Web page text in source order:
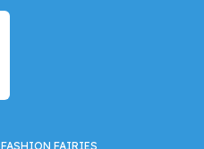
FASHION FAIRIES